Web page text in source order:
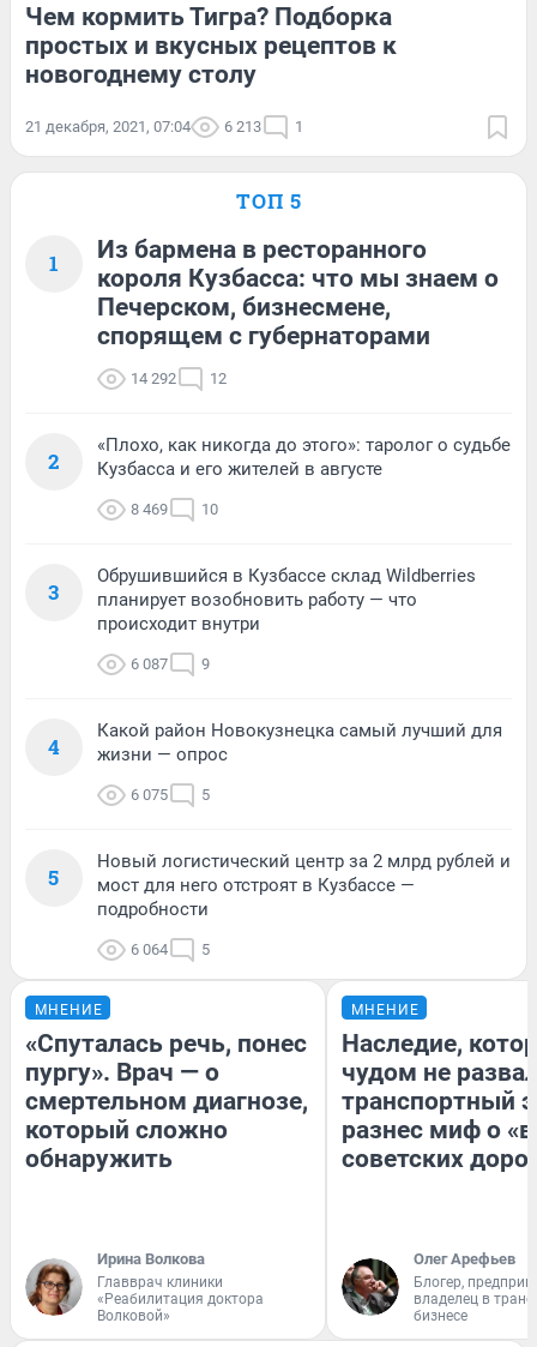
Чем кормить Тигра? Подборка
простых и вкусных рецептов к
новогоднему столу
21 декабря, 2021, 07:04 6 213 1
ТОП 5
1
Из бармена в ресторанного
короля Кузбасса: что мы знаем о
Печерском, бизнесмене,
спорящем с губернаторами
14 292 12
2
«Плохо, как никогда до этого»: таролог о судьбе
Кузбасса и его жителей в августе
8 469 10
3
Обрушившийся в Кузбассе склад Wildberries
планирует возобновить работу — что
происходит внутри
6 087 9
4
Какой район Новокузнецка самый лучший для
жизни — опрос
6 075 5
5
Новый логистический центр за 2 млрд рублей и
мост для него отстроят в Кузбассе —
подробности
6 064 5
МНЕНИЕ
«Спуталась речь, понес
пургу». Врач — о
смертельном диагнозе,
который сложно
обнаружить
Ирина Волкова
Главврач клиники
«Реабилитация доктора
Волковой»
МНЕНИЕ
Наследие,
чудом не
транспортный
разнес миф о
советских
Олег Арефьев
Блогер,
владелец в
бизнесе